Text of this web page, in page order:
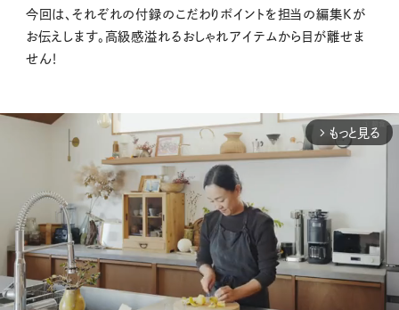
今回は、それぞれの付録のこだわりポイントを担当の編集Kが
お伝えします。高級感溢れるおしゃれアイテムから目が離せま
せん！
arrow_forward_ios もっと見る